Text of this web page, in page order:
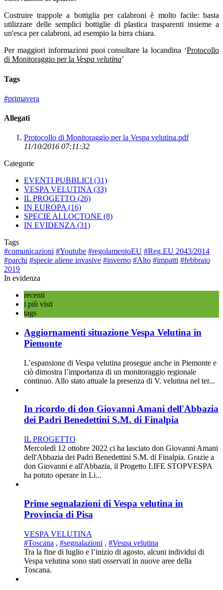
Costruire trappole a bottiglia per calabroni è molto facile: basta
utilizzare delle semplici bottiglie di plastica trasparenti insieme a
un'esca per calabroni, ad esempio la birra chiara.
Per maggiori informazioni puoi consultare la locandina ‘Protocollo
di Monitoraggio per la Vespa velutina’
Tags
#primavera
Allegati
Protocollo di Monitoraggio per la Vespa velutina.pdf
11/10/2016 07:11:32
Categorie
EVENTI PUBBLICI (31)
VESPA VELUTINA (33)
IL PROGETTO (26)
IN EUROPA (16)
SPECIE ALLOCTONE (8)
IN EVIDENZA (31)
Tags
#comunicazioni #Youtube #regolamentoEU #Reg.EU 2043/2014
#parchi #specie aliene invasive #inverno #Alto #impatti #febbraio
2019
In evidenza
recenti
i più visti
tags
Aggiornamenti situazione Vespa Velutina in
Piemonte
L’espansione di Vespa velutina prosegue anche in Piemonte e
ciò dimostra l’importanza di un monitoraggio regionale
continuo. Allo stato attuale la presenza di V. velutina nel ter...
In ricordo di don Giovanni Amani dell'Abbazia
dei Padri Benedettini S.M. di Finalpia
IL PROGETTO
Mercoledì 12 ottobre 2022 ci ha lasciato don Giovanni Amani
dell'Abbazia dei Padri Benedettini S.M. di Finalpia. Grazie a
don Giovanni e all'Abbazia, il Progetto LIFE STOPVESPA
ha potuto operare in Li...
Prime segnalazioni di Vespa velutina in
Provincia di Pisa
VESPA VELUTINA
#Toscana , #segnalazioni , #Vespa velutina
Tra la fine di luglio e l’inizio di agosto, alcuni individui di
Vespa velutina sono stati osservati in nuove aree della
Toscana.